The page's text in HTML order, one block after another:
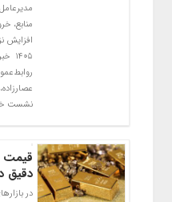
منابع،
افزایش
نشست
قیمت
دقیق
در